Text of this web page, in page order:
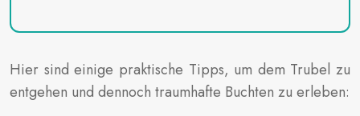
Hier sind einige praktische Tipps, um dem Trubel zu
entgehen und dennoch traumhafte Buchten zu erleben: